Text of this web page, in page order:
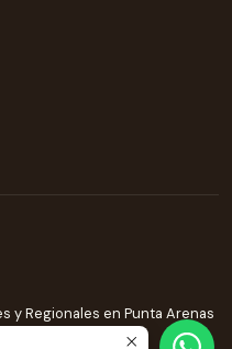
y Regionales en Punta Arenas